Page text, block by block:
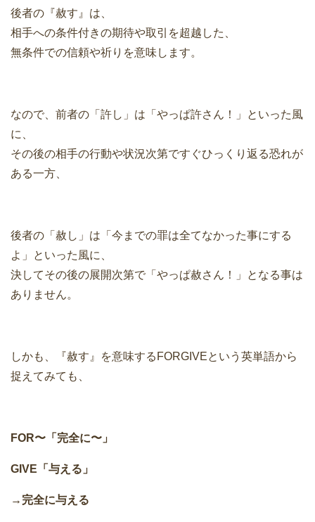
後者の『赦す』は、
相手への条件付きの期待や取引を超越した、
無条件での信頼や祈りを意味します。
なので、前者の「許し」は「やっぱ許さん！」といった風
に、
その後の相手の行動や状況次第ですぐひっくり返る恐れが
ある一方、
後者の「赦し」は「今までの罪は全てなかった事にする
よ」といった風に、
決してその後の展開次第で「やっぱ赦さん！」となる事は
ありません。
しかも、『赦す』を意味するFORGIVEという英単語から
捉えてみても、
FOR〜「完全に〜」
GIVE「与える」
→完全に与える